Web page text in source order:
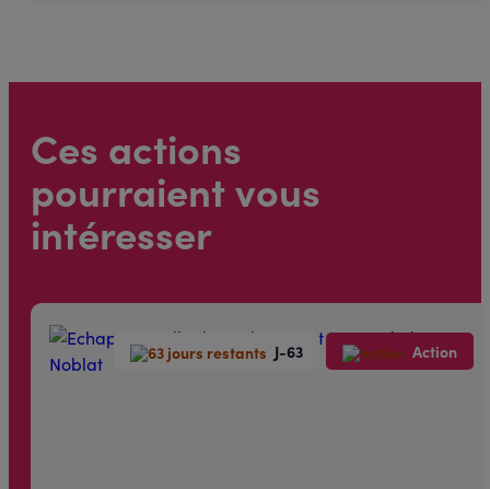
Ces actions
pourraient vous
intéresser
J-63 Action